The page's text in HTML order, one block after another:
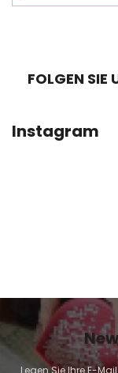
FOLGEN SIE
Instagram